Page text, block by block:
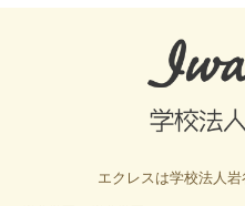
エクレスは学校法人